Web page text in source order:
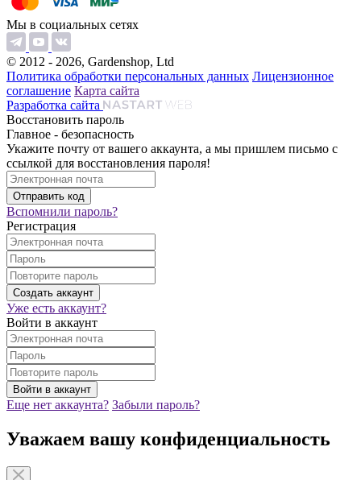
Мы в социальных сетях
© 2012 - 2026, Gardenshop, Ltd
Политика обработки персональных данных Лицензионное
соглашение Карта сайта
Разработка сайта
Восстановить пароль
Главное - безопасность
Укажите почту от вашего аккаунта, а мы пришлем письмо с
ссылкой для восстановления пароля!
Вспомнили пароль?
Регистрация
Уже есть аккаунт?
Войти в аккаунт
Еще нет аккаунта? Забыли пароль?
Уважаем вашу конфиденциальность